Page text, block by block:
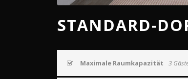
STANDARD-
Maximale Raumkapazität 3